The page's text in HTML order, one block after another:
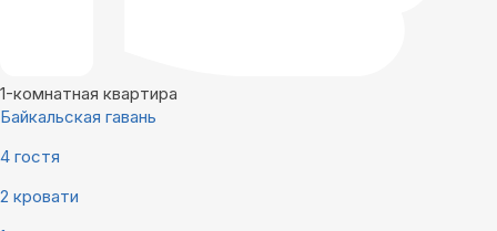
1-комнатная квартира
Байкальская гавань
4 гостя
2 кровати